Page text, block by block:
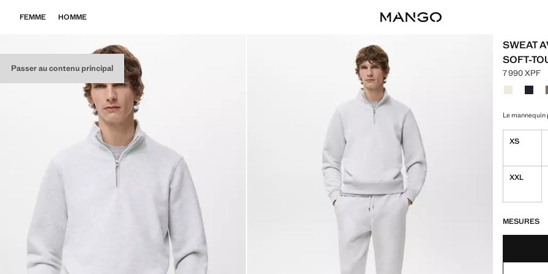
Passer au contenu principal
FEMME HOMME
SWEAT
SOFT-
Prix actuel
7 990 XPF
Choisissez
Couleur
Le mannequin
XS
XXL
MESURES